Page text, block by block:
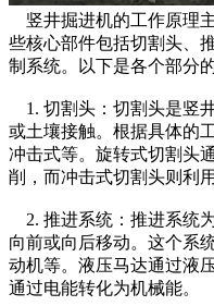
些核心部件包括切割头、
制系统。以下是各个部分
或土壤接触。根据具体的
冲击式等。旋转式切割头
削，而冲击式切割头则利
向前或向后移动。这个系
动机等。液压马达通过液
通过电能转化为机械能。